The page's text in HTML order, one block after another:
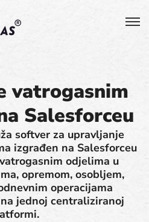
vatrogasnim
Salesforceu
softver za upravljanje
izgrađen na Salesforceu
odjelima u
opremom, osobljem,
operacijama
jednoj centraliziranoj